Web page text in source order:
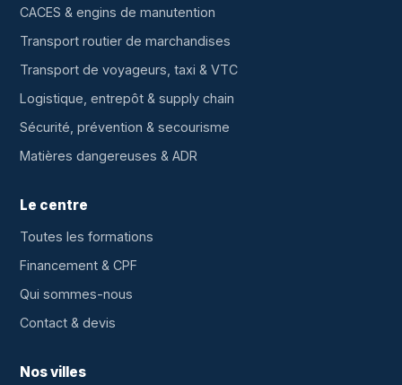
CACES & engins de manutention
Transport routier de marchandises
Transport de voyageurs, taxi & VTC
Logistique, entrepôt & supply chain
Sécurité, prévention & secourisme
Matières dangereuses & ADR
Le centre
Toutes les formations
Financement & CPF
Qui sommes-nous
Contact & devis
Nos villes